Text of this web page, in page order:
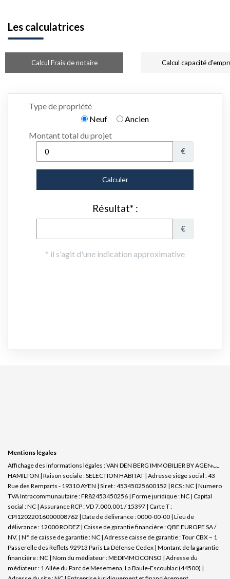
Les calculatrices
Calcul Frais de notaire Calcul capacité
Mentions légales
Affichage des informations légales : VAN DEN BERG IMMOBILIER BY AGENCE
HAMILTON | Raison sociale : SELECTION HABITAT | Adresse siège social : 43
Rue des Remparts - 19310 AYEN | Siret : 45345025600152 | RCS : NC | Numero
TVA Intracommunautaire : FR82453450256 | Forme juridique : NC | Capital
social : NC | Assurance RCP : VD 7.000.001 / 15397 | Carte T :
CPI12022016000008762 | Date de délivrance : 0000-00-00 | Lieu de
délivrance : 12000 RODEZ | Caisse de garantie financière : QBE EUROPE SA /
NV. | N° de caisse de garantie : NC | Adresse caisse de garantie : Tour CBX – 1
Passerelle des Reflets 92913 Paris La Défense Cedex | Montant de la garantie
financière : NC | Nom du médiateur : MEDIMMOCONSO | Adresse du
médiateur : 1 Allée du Parc de Mesemena, La Baule-Escoublac (44500) |